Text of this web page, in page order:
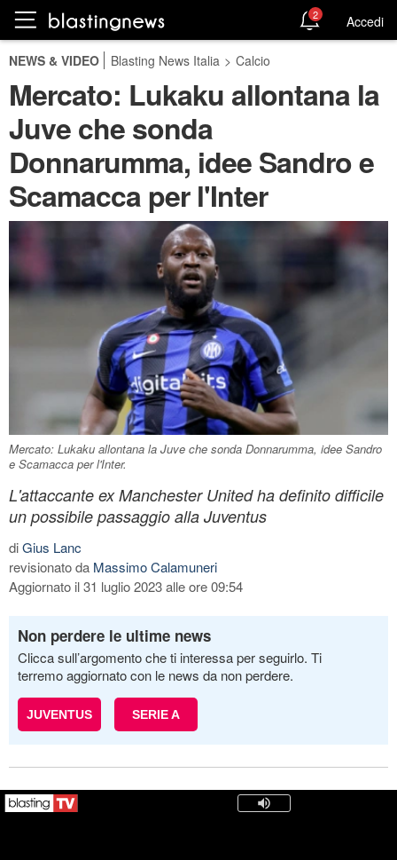
2 Accedi
NEWS & VIDEO Blasting News Italia > Calcio
Mercato: Lukaku allontana la
Juve che sonda
Donnarumma, idee Sandro e
Scamacca per l'Inter
Mercato: Lukaku allontana la Juve che sonda Donnarumma, idee Sandro
e Scamacca per l'Inter.
L'attaccante ex Manchester United ha definito difficile
un possibile passaggio alla Juventus
diGius Lanc
revisionato da Massimo Calamuneri
Aggiornato il 31 luglio 2023 alle ore 09:54
Non perdere le ultime news
Clicca sull’argomento che ti interessa per seguirlo. Ti
terremo aggiornato con le news da non perdere.
JUVENTUS SERIE A